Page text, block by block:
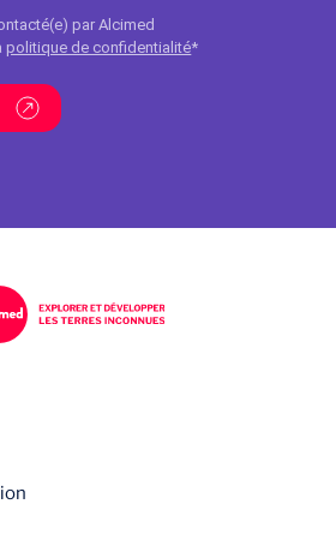
par Alcimed
politique de confidentialité*